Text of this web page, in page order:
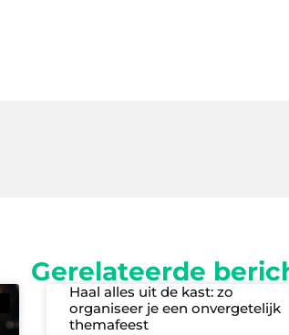
Gerelateerde
Haal alles uit de kast: zo
organiseer je een onvergetelijk
themafeest